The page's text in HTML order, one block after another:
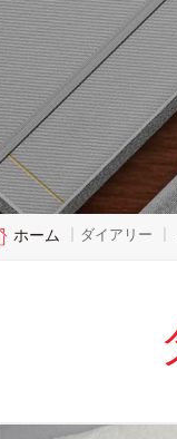
ホーム | ダイアリー |